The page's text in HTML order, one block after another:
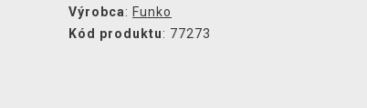
Výrobca: Funko
Kód produktu: 77273